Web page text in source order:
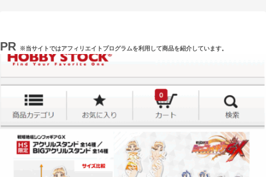
PR ※当サイトではアフィリエイトプログラムを利用して商品を紹介しています。